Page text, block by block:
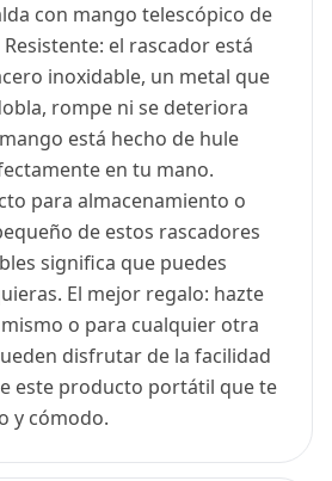
con mango telescópico de
el rascador está
inoxidable, un metal que
rompe ni se deteriora
está hecho de hule
en tu mano.
para almacenamiento o
de estos rascadores
significa que puedes
El mejor regalo: hazte
o para cualquier otra
disfrutar de la facilidad
este producto portátil que te
y cómodo.